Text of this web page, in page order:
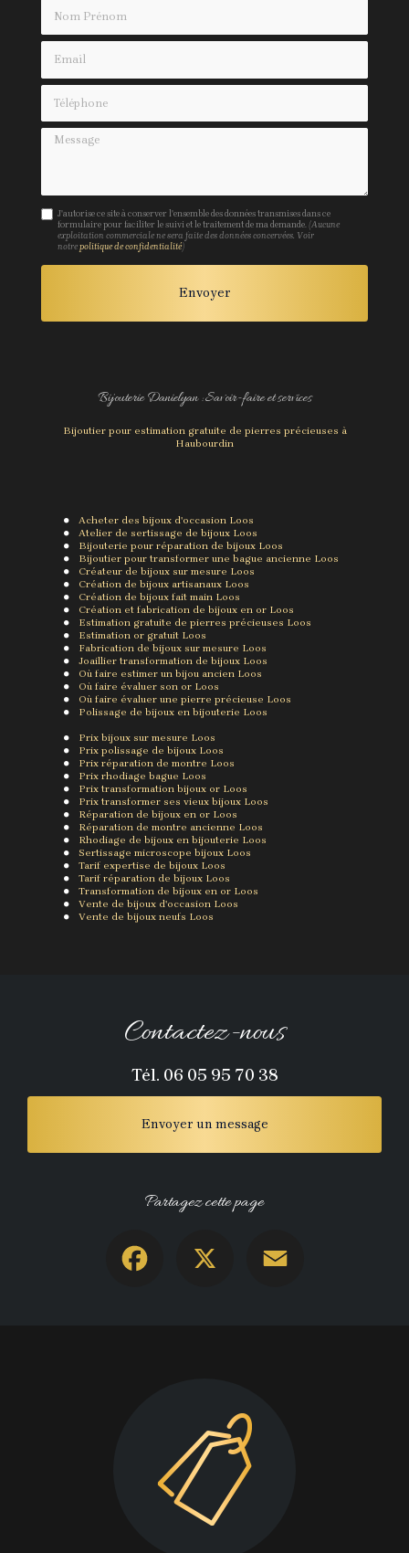
Message
J'autorise ce site à conserver l'ensemble des données transmises dans ce
formulaire pour faciliter le suivi et le traitement de ma demande.(Aucune
exploitation commerciale ne sera faite des données concervées. Voir
notrepolitique de confidentialité)
Bijouterie Danielyan : Savoir-faire et services
Bijoutier pour estimation gratuite de pierres précieuses à
Haubourdin
Acheter des bijoux d'occasion Loos
Atelier de sertissage de bijoux Loos
Bijouterie pour réparation de bijoux Loos
Bijoutier pour transformer une bague ancienne Loos
Créateur de bijoux sur mesure Loos
Création de bijoux artisanaux Loos
Création de bijoux fait main Loos
Création et fabrication de bijoux en or Loos
Estimation gratuite de pierres précieuses Loos
Estimation or gratuit Loos
Fabrication de bijoux sur mesure Loos
Joaillier transformation de bijoux Loos
Où faire estimer un bijou ancien Loos
Où faire évaluer son or Loos
Où faire évaluer une pierre précieuse Loos
Polissage de bijoux en bijouterie Loos
Prix bijoux sur mesure Loos
Prix polissage de bijoux Loos
Prix réparation de montre Loos
Prix rhodiage bague Loos
Prix transformation bijoux or Loos
Prix transformer ses vieux bijoux Loos
Réparation de bijoux en or Loos
Réparation de montre ancienne Loos
Rhodiage de bijoux en bijouterie Loos
Sertissage microscope bijoux Loos
Tarif expertise de bijoux Loos
Tarif réparation de bijoux Loos
Transformation de bijoux en or Loos
Vente de bijoux d'occasion Loos
Vente de bijoux neufs Loos
Contactez-nous
Tél. 06 05 95 70 38
Envoyer un message
Partagez cette page